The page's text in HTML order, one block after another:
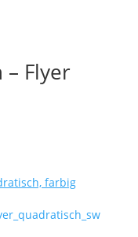
– Flyer
farbig